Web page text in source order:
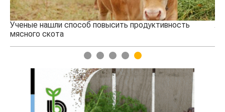
Жара в Китае может поднять цены на зерно
1 2 3 4 5